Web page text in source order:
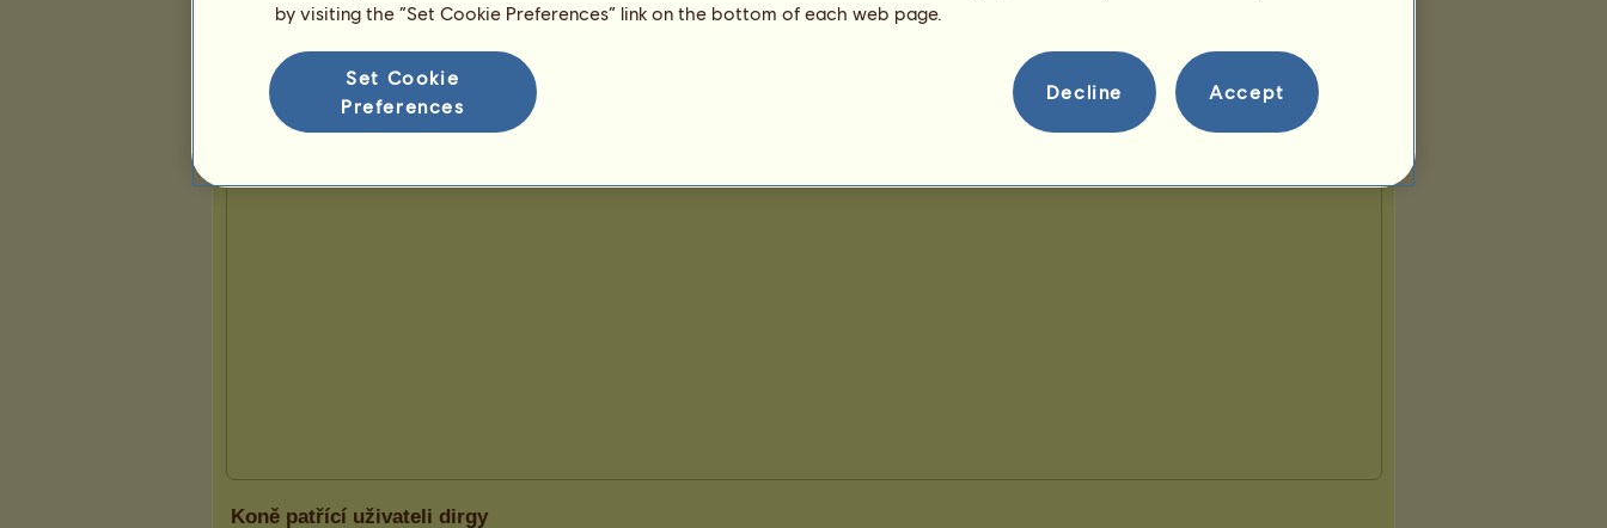
Prezentace
Koně patřící uživateli dirgy
by visiting the “Set Cookie Preferences” link on the bottom of each web page.
Set Cookie
Preferences
Decline Accept